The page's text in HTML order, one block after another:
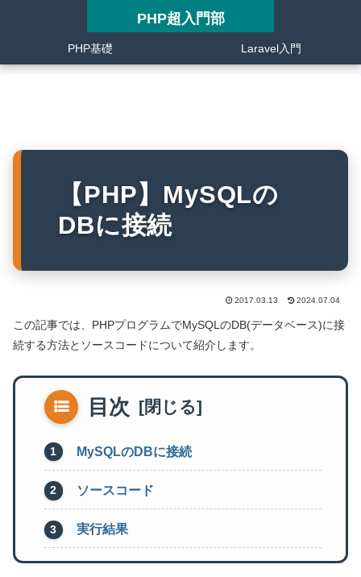
PHP超入門部
PHP基礎 Laravel入門
【PHP】MySQLの
DBに接続
2017.03.13 2024.07.04
この記事では、PHPプログラムでMySQLのDB(データベース)に接
続する方法とソースコードについて紹介します。
目次
MySQLのDBに接続
ソースコード
実行結果